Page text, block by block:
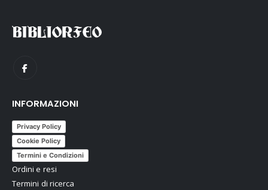
INFORMAZIONI
Privacy Policy
Cookie Policy
Termini e Condizioni
Ordini e resi
Termini di ricerca